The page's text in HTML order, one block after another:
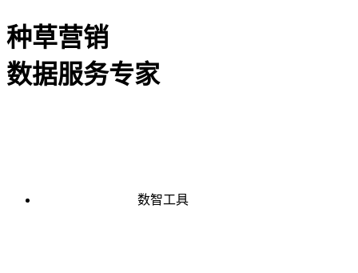
种草营销
数据服务专家
数智工具